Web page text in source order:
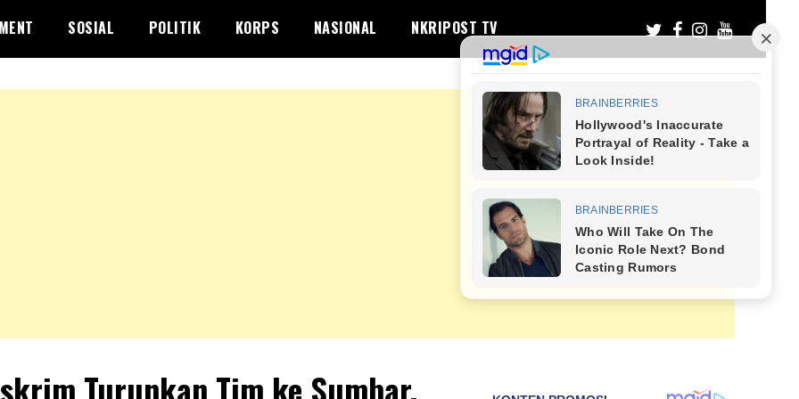
SOSIAL POLITIK KORPS NASIONAL NKRIPOST TV
Turunkan Tim ke Sumbar,